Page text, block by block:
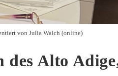
von Julia Walch (online)
des Alto